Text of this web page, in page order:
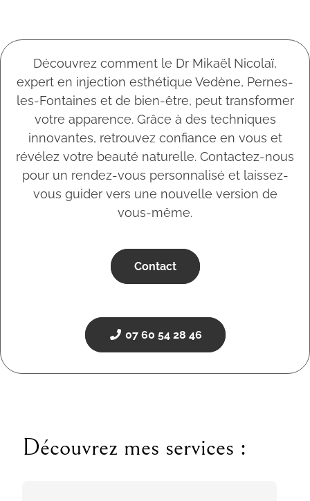
Découvrez comment le Dr Mikaël Nicolaï,
expert en injection esthétique Vedène, Pernes-
les-Fontaines et de bien-être, peut transformer
votre apparence. Grâce à des techniques
innovantes, retrouvez confiance en vous et
révélez votre beauté naturelle. Contactez-nous
pour un rendez-vous personnalisé et laissez-
vous guider vers une nouvelle version de
vous-même.
Contact
07 60 54 28 46
Découvrez mes services :